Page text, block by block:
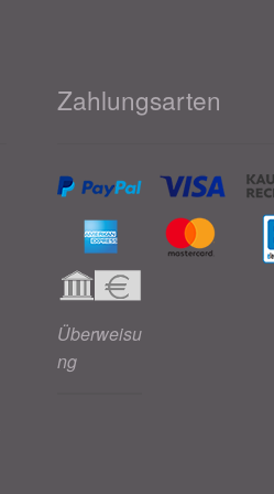
Zahlungsarten
Überweisu
ng